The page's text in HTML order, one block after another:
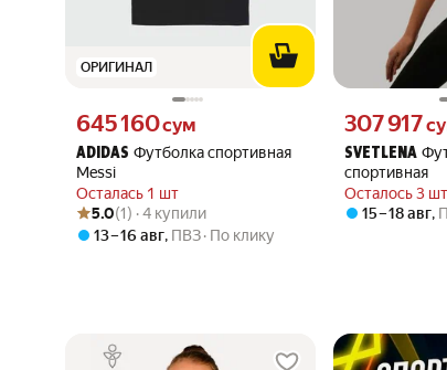
ОРИГИНАЛ
ADIDAS Футболка спортивная
Messi
Осталась 1 шт
Цена 645160 сум вместо
645 160сум
Рейтинг товара: 5.0 из 5
Оценок: (1) · 4 купили
5.0(1) · 4 купили
13 – 16 авг, ПВЗ По клику
SVETLENA
спортивная
Осталось 3 шт
Цена 307917 сум
307 917
15 – 18 авг,